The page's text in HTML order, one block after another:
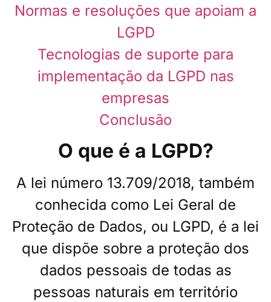
Normas e resoluções que apoiam a
LGPD
Tecnologias de suporte para
implementação da LGPD nas
empresas
Conclusão
O que é a LGPD?
A lei número 13.709/2018, também
conhecida como Lei Geral de
Proteção de Dados, ou LGPD, é a lei
que dispõe sobre a proteção dos
dados pessoais de todas as
pessoas naturais em território